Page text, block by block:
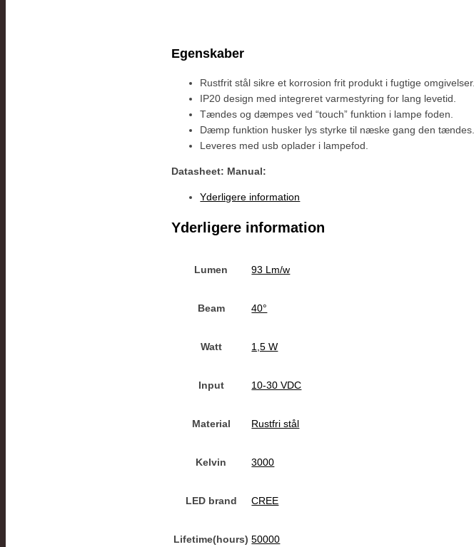
Egenskaber
Rustfrit stål sikre et korrosion frit produkt i fugtige omgivelser.
IP20 design med integreret varmestyring for lang levetid.
Tændes og dæmpes ved “touch” funktion i lampe foden.
Dæmp funktion husker lys styrke til næske gang den tændes.
Leveres med usb oplader i lampefod.
Datasheet: Manual:
Yderligere information
Yderligere information
Lumen 93 Lm/w
Beam 40°
Watt 1,5 W
Input 10-30 VDC
Material Rustfri stål
Kelvin 3000
LED brand CREE
Lifetime(hours) 50000